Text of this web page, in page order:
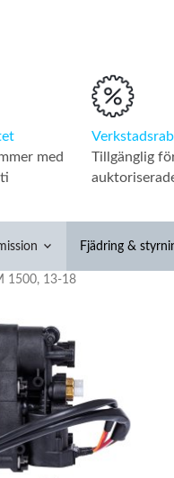
med
Tillgänglig
Fjädring &
1500, 13-18